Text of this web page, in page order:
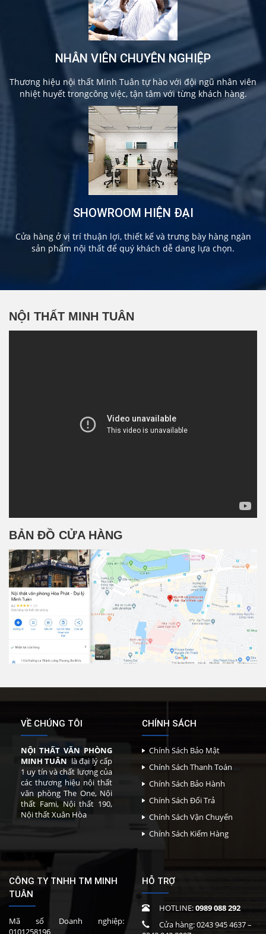
NHÂN VIÊN CHUYÊN NGHIỆP
Thương hiệu nội thất Minh Tuân tự hào với đội ngũ nhân viên
nhiệt huyết trongcông việc, tận tâm với từng khách hàng.
SHOWROOM HIỆN ĐẠI
Cửa hàng ở vị trí thuận lợi, thiết kế và trưng bày hàng ngàn
sản phẩm nội thất để quý khách dễ dang lựa chọn.
NỘI THẤT MINH TUÂN
BẢN ĐỒ CỬA HÀNG
VỀ CHÚNG TÔI
NỘI THẤT VĂN PHÒNG
MINH TUÂN là đại lý cấp
1 uy tín và chất lượng của
các thương hiệu nội thất
văn phòng The One, Nội
thất Fami, Nội thất 190,
Nội thất Xuân Hòa
CHÍNH SÁCH
Chính Sách Bảo Mật
Chính Sách Thanh Toán
Chính Sách Bảo Hành
Chính Sách Đổi Trả
Chính Sách Vận Chuyển
Chính Sách Kiểm Hàng
CÔNG TY TNHH TM MINH
TUÂN
Mã số Doanh nghiệp:
HỖ TRỢ
HOTLINE:0989 088 292
Cửa hàng:0243 945 4637–